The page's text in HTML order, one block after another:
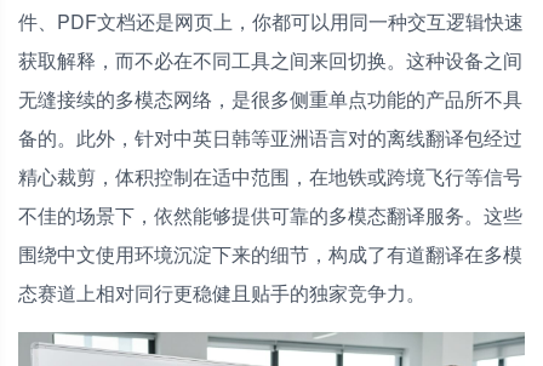
件、PDF文档还是网页上，你都可以用同一种交互逻辑快速
获取解释，而不必在不同工具之间来回切换。这种设备之间
无缝接续的多模态网络，是很多侧重单点功能的产品所不具
备的。此外，针对中英日韩等亚洲语言对的离线翻译包经过
精心裁剪，体积控制在适中范围，在地铁或跨境飞行等信号
不佳的场景下，依然能够提供可靠的多模态翻译服务。这些
围绕中文使用环境沉淀下来的细节，构成了有道翻译在多模
态赛道上相对同行更稳健且贴手的独家竞争力。